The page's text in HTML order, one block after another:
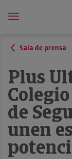
Sala de prensa
Plus
de
unen